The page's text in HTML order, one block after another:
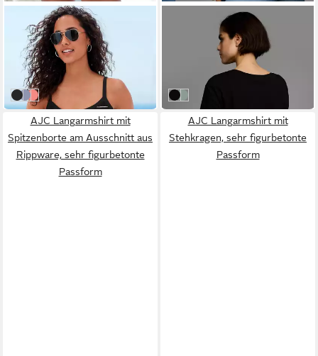
VIVANCE BY LASCANA
Trägertop (2er-Pack) aus
strukturiertem Jersey in
Streifenoptik, sommerlich
leicht
24,99 € 34,99 €
-29%
weiß, schwarz
blau, weiß
apricot, weiß
T-Shirt Basic-Stil, Oversize-
Rundhalsausschnitt
UVP14,99 €
schwarz
salbei
AJC Langarmshirt mit
Spitzenborte am Ausschnitt aus
Rippware, sehr figurbetonte
Passform
AJC Langarmshirt mit
Stehkragen, sehr figurbetonte
Passform